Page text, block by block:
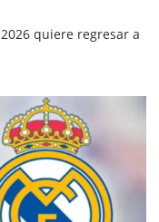
quiere regresar a